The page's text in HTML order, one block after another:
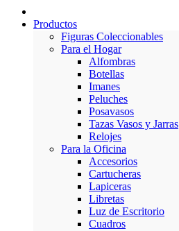
Productos
Figuras Coleccionables
Para el Hogar
Alfombras
Botellas
Imanes
Peluches
Posavasos
Tazas Vasos y Jarras
Relojes
Para la Oficina
Accesorios
Cartucheras
Lapiceras
Libretas
Luz de Escritorio
Cuadros